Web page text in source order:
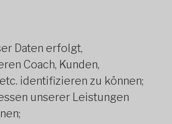
Daten erfolgt,
Coach, Kunden,
identifizieren zu können;
unserer Leistungen